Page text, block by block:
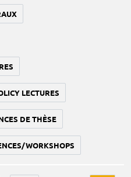
LECTURES
DE THÈSE
WORKSHOPS